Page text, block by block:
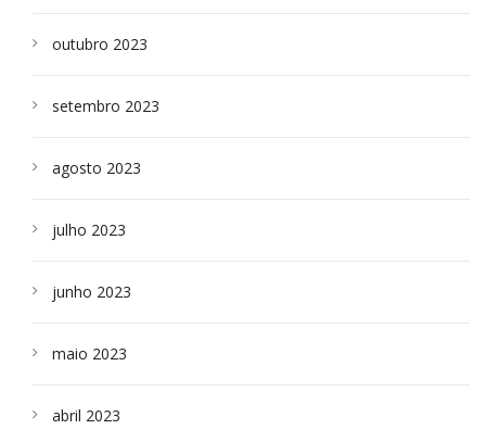
outubro 2023
setembro 2023
agosto 2023
julho 2023
junho 2023
maio 2023
abril 2023